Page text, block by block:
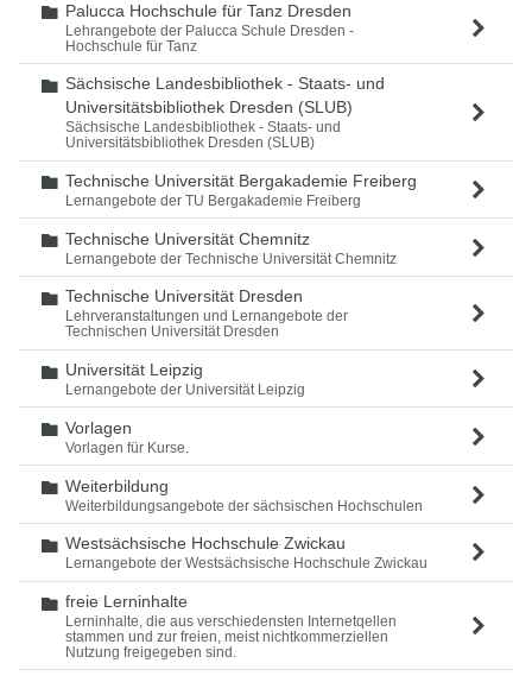
Ordner
Palucca Hochschule für Tanz Dresden
Lehrangebote der Palucca Schule Dresden -
Hochschule für Tanz
Ordner
Sächsische Landesbibliothek - Staats- und
Universitätsbibliothek Dresden (SLUB)
Sächsische Landesbibliothek - Staats- und
Universitätsbibliothek Dresden (SLUB)
Ordner
Technische Universität Bergakademie Freiberg
Lernangebote der TU Bergakademie Freiberg
Ordner
Technische Universität Chemnitz
Lernangebote der Technische Universität Chemnitz
Ordner
Technische Universität Dresden
Lehrveranstaltungen und Lernangebote der
Technischen Universität Dresden
Ordner
Universität Leipzig
Lernangebote der Universität Leipzig
Ordner
Vorlagen
Vorlagen für Kurse.
Ordner
Weiterbildung
Weiterbildungsangebote der sächsischen Hochschulen
Ordner
Westsächsische Hochschule Zwickau
Lernangebote der Westsächsische Hochschule Zwickau
Ordner
freie Lerninhalte
Lerninhalte, die aus verschiedensten Internetqellen
stammen und zur freien, meist nichtkommerziellen
Nutzung freigegeben sind.